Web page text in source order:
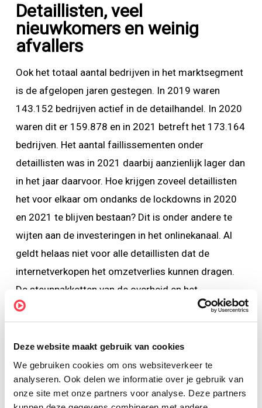
Deze website maakt gebruik van cookies
We gebruiken cookies om ons websiteverkeer te
analyseren. Ook delen we informatie over je gebruik van
onze site met onze partners voor analyse. Deze partners
Detaillisten, veel
nieuwkomers en weinig
afvallers
Ook het totaal aantal bedrijven in het marktsegment
is de afgelopen jaren gestegen. In 2019 waren
143.152 bedrijven actief in de detailhandel. In 2020
waren dit er 159.878 en in 2021 betreft het 173.164
bedrijven. Het aantal faillissementen onder
detaillisten was in 2021 daarbij aanzienlijk lager dan
in het jaar daarvoor. Hoe krijgen zoveel detaillisten
het voor elkaar om ondanks de lockdowns in 2020
en 2021 te blijven bestaan? Dit is onder andere te
wijten aan de investeringen in het onlinekanaal. Al
geldt helaas niet voor alle detaillisten dat de
internetverkopen het omzetverlies kunnen dragen.
De steunpakketten van de overheid en het
belastinguitstel hebben ook veel detaillisten
vooralsnog gered. Tijdens de coronacrisis konden
bedrijven uitstel van betaling aanvragen bij de
belastingdienst. Het bijzonder uitstel van betaling
vanwege de coronacrisis loopt echter tot 1 april
2022. Omdat de openstaande schulden in maximaal